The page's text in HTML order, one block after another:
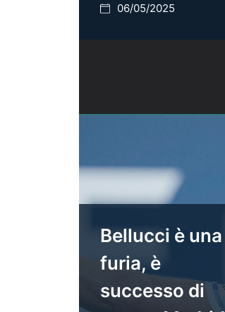
06/05/2025
Bellucci è una
furia, è
successo di